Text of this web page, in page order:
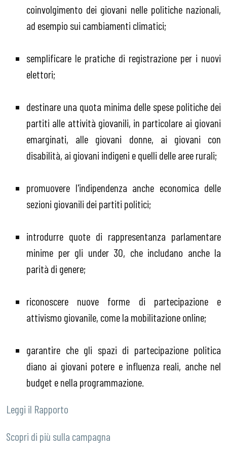
coinvolgimento dei giovani nelle politiche nazionali,
ad esempio sui cambiamenti climatici;
semplificare le pratiche di registrazione per i nuovi
elettori;
destinare una quota minima delle spese politiche dei
partiti alle attività giovanili, in particolare ai giovani
emarginati, alle giovani donne, ai giovani con
disabilità, ai giovani indigeni e quelli delle aree rurali;
promuovere l'indipendenza anche economica delle
sezioni giovanili dei partiti politici;
introdurre quote di rappresentanza parlamentare
minime per gli under 30, che includano anche la
parità di genere;
riconoscere nuove forme di partecipazione e
attivismo giovanile, come la mobilitazione online;
garantire che gli spazi di partecipazione politica
diano ai giovani potere e influenza reali, anche nel
budget e nella programmazione.
Leggi il Rapporto
Scopri di più sulla campagna